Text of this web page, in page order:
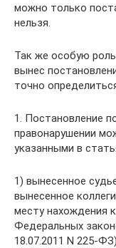
можно только
нельзя.
Так же особую
вынес
точно
1. Постановление
правонарушении
указанными в
1) вынесенное
вынесенное
месту нахождения
Федеральных
18.07.2011 N 225-